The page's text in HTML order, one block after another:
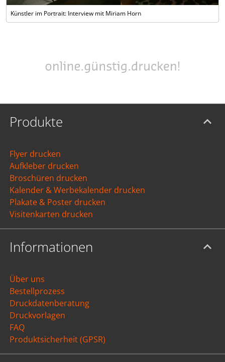
Künstler im Portrait: Interview mit Miriam Horn
Produkte
Flyer drucken
Aufkleber drucken
Broschüren drucken
Kalender & Werbekalender drucken
Plakate & Poster drucken
Visitenkarten drucken
Informationen
Über uns
Bestellprozess
Druckdatenberatung
Druckvorlagen
FAQ
Produktsicherheit (GPSR)